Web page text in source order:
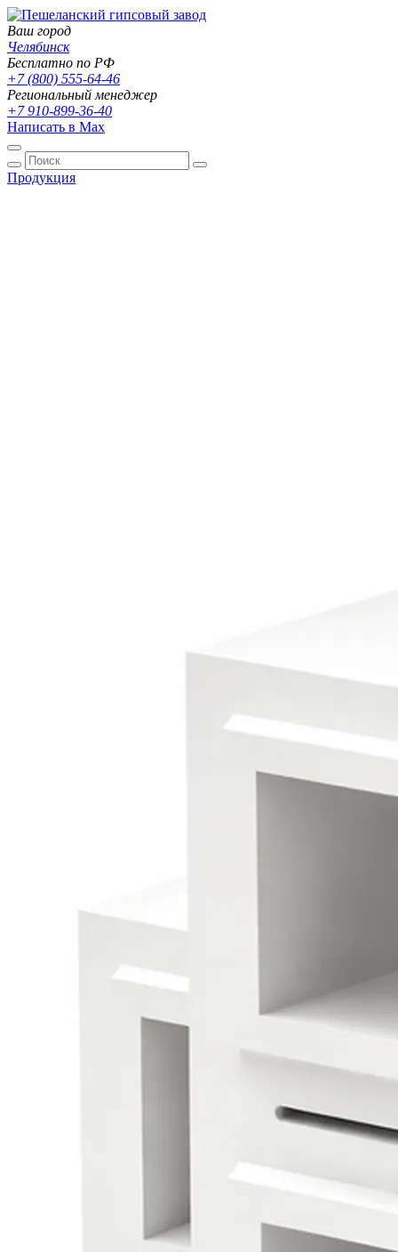
Ваш город
Челябинск
Бесплатно по РФ
+7 (800) 555-64-46
Региональный менеджер
+7 910-899-36-40
Написать в Max
Продукция